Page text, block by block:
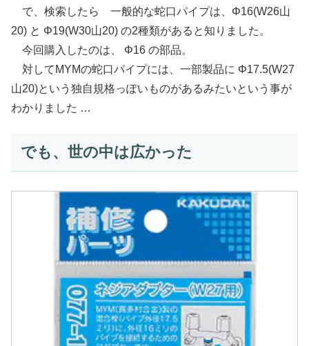
で、検索したら 一般的な蛇口パイプは、Φ16(W26山
20) と Φ19(W30山20) の2種類があると知りました。
今回購入したのは、 Φ16 の部品。
対してMYMの蛇口パイプには、一部製品に Φ17.5(W27
山20)という独自規格っぽいものがあるみたいという事が
わかりました …
でも、世の中は広かった